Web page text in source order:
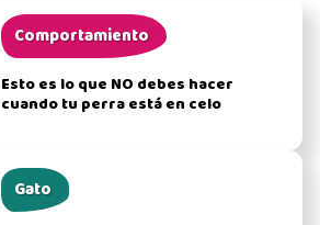
Comportamiento
Esto es lo que NO debes hacer
cuando tu perra está en celo
Gato